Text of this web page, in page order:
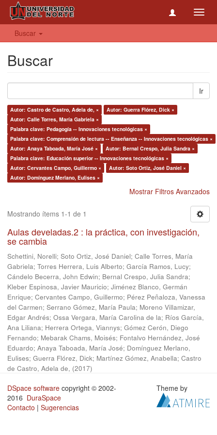
Buscar
Buscar
Ir
Autor: Castro de Castro, Adela de, ×
Autor: Guerra Flórez, Dick ×
Autor: Calle Torres, María Gabriela ×
Palabra clave: Pedagogía -- Innovaciones tecnológicas ×
Palabra clave: Comprensión de lectura -- Enseñanza -- Innovaciones tecnológicas ×
Autor: Anaya Taboada, María José ×
Autor: Bernal Crespo, Julia Sandra ×
Palabra clave: Educación superior -- Innovaciones tecnológicas ×
Autor: Cervantes Campo, Guillermo ×
Autor: Soto Ortiz, José Daniel ×
Autor: Domínguez Merlano, Eulises ×
Mostrar Filtros Avanzados
Mostrando ítems 1-1 de 1
Aulas develadas.2 : la práctica, con investigación,
se cambia
Schettini, Norelli; Soto Ortiz, José Daniel; Calle Torres, María
Gabriela; Torres Herrera, Luis Alberto; García Ramos, Lucy;
Cándelo Becerra, John Edwin; Bernal Crespo, Julia Sandra;
Kleber Espinosa, Javier Mauricio; Jiménez Blanco, Germán
Enrique; Cervantes Campo, Guillermo; Pérez Peñaloza, Vanessa
del Carmen; Serrano Gómez, María Paula; Moreno Villamizar,
Edgar Andrés; Ossa Vergara, María Carolina de la; Ríos García,
Ana Liliana; Herrera Ortega, Viannys; Gómez Cerón, Diego
Fernando; Mebarak Chams, Moisés; Fontalvo Hernández, José
Eduardo; Anaya Taboada, María José; Domínguez Merlano,
Eulises; Guerra Flórez, Dick; Martínez Gómez, Anabella; Castro
de Castro, Adela de, (2017)
DSpace software copyright © 2002-
2016 DuraSpace
Contacto | Sugerencias
Theme by